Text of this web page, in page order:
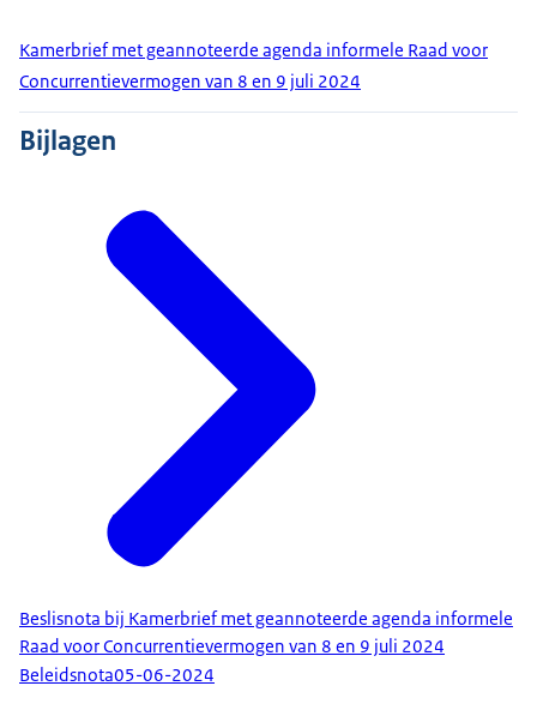
Kamerbrief met geannoteerde agenda informele Raad voor
Concurrentievermogen van 8 en 9 juli 2024
Bijlagen
Beslisnota bij Kamerbrief met geannoteerde agenda informele
Raad voor Concurrentievermogen van 8 en 9 juli 2024
Beleidsnota05-06-2024